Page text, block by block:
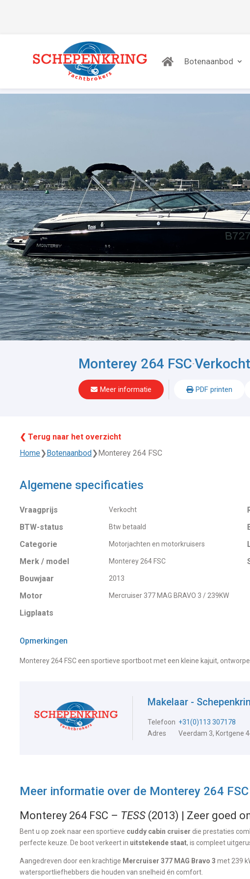
Botenaanbod
Monterey 264 FSC-Verkocht
Meer informatie PDF printen
❮ Terug naar het overzicht
Home❯Botenaanbod❯Monterey 264 FSC
Algemene specificaties
Vraagprijs Verkocht
BTW-status Btw betaald
Categorie Motorjachten en motorkruisers
Merk / model Monterey 264 FSC
Bouwjaar 2013
Motor Mercruiser 377 MAG BRAVO 3 / 239KW
Ligplaats
Opmerkingen
Monterey 264 FSC een sportieve sportboot met een kleine kajuit,
Makelaar -
Telefoon +31(0)113 307178
Adres
Veerdam 3, Kortgene
Meer informatie over de Monterey 264 FSC
Monterey 264 FSC – TESS (2013) | Zeer goed
Bent u op zoek naar een sportieve cuddy cabin cruiser die prestaties
perfecte keuze. De boot verkeert in uitstekende staat, is compleet
Aangedreven door een krachtige Mercruiser 377 MAG Bravo 3 met 239
watersportliefhebbers die houden van snelheid én comfort.